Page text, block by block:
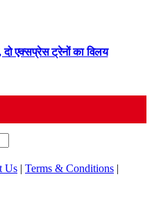
एक्सप्रेस ट्रेनों का विलय
Us | Terms & Conditions |